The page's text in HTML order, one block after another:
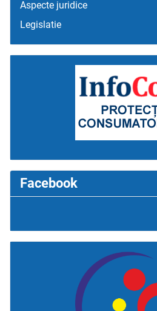
Aspecte juridice
Legislatie
Facebook